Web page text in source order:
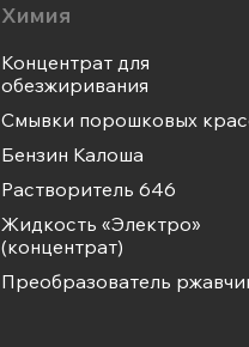
Химия
Концентрат для
обезжиривания
Смывки порошковых
Бензин Калоша
Растворитель 646
Жидкость «Электро»
(концентрат)
Преобразователь